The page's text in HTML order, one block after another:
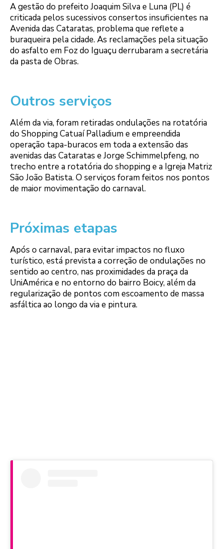
A gestão do prefeito Joaquim Silva e Luna (PL) é
criticada pelos sucessivos consertos insuficientes na
Avenida das Cataratas, problema que reflete a
buraqueira pela cidade. As reclamações pela situação
do asfalto em Foz do Iguaçu derrubaram a secretária
da pasta de Obras.
Outros serviços
Além da via, foram retiradas ondulações na rotatória
do Shopping Catuaí Palladium e empreendida
operação tapa-buracos em toda a extensão das
avenidas das Cataratas e Jorge Schimmelpfeng, no
trecho entre a rotatória do shopping e a Igreja Matriz
São João Batista. O serviços foram feitos nos pontos
de maior movimentação do carnaval.
Próximas etapas
Após o carnaval, para evitar impactos no fluxo
turístico, está prevista a correção de ondulações no
sentido ao centro, nas proximidades da praça da
UniAmérica e no entorno do bairro Boicy, além da
regularização de pontos com escoamento de massa
asfáltica ao longo da via e pintura.